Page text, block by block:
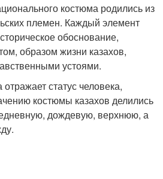
костюма родились из
племен. Каждый элемент
обоснование,
образом жизни казахов,
устоями.
статус человека,
костюмы казахов делились
дождевую, верхнюю, а